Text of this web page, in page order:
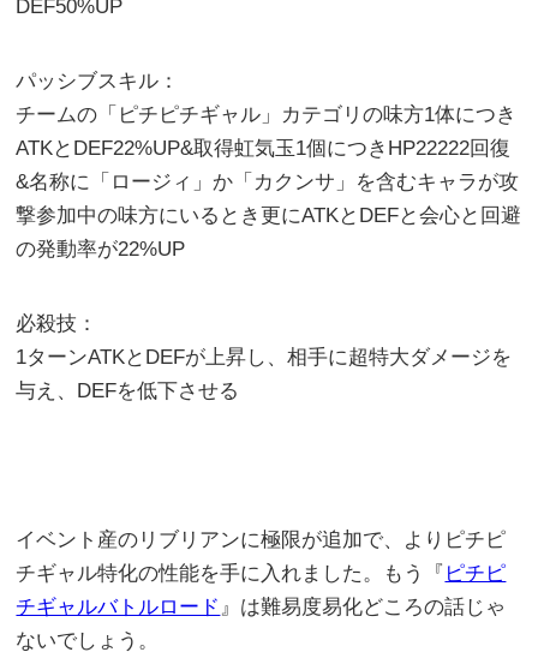
DEF50%UP
パッシブスキル：
チームの「ピチピチギャル」カテゴリの味方1体につき
ATKとDEF22%UP&取得虹気玉1個につきHP22222回復
&名称に「ロージィ」か「カクンサ」を含むキャラが攻
撃参加中の味方にいるとき更にATKとDEFと会心と回避
の発動率が22%UP
必殺技：
1ターンATKとDEFが上昇し、相手に超特大ダメージを
与え、DEFを低下させる
イベント産のリブリアンに極限が追加で、よりピチピ
チギャル特化の性能を手に入れました。もう『 ピチピ
チギャルバトルロード 』は難易度易化どころの話じゃ
ないでしょう。